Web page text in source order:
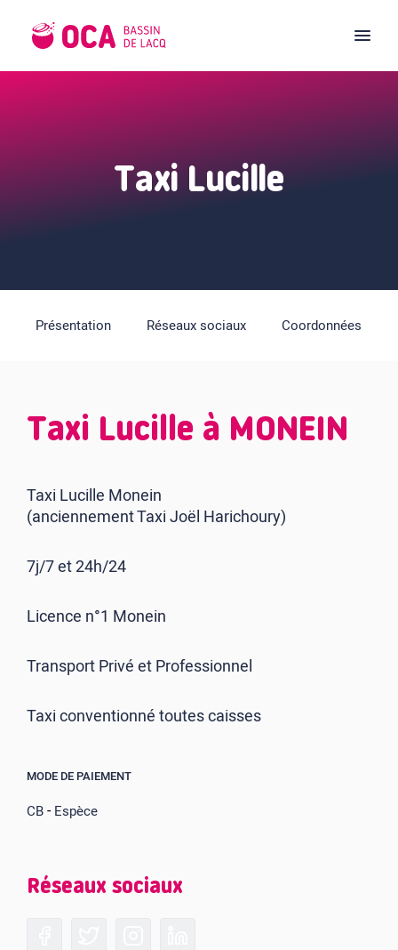
Taxi Lucille
Présentation Réseaux sociaux Coordonnées
Taxi Lucille à MONEIN
Taxi Lucille Monein
(anciennement Taxi Joël Harichoury)
7j/7 et 24h/24
Licence n°1 Monein
Transport Privé et Professionnel
Taxi conventionné toutes caisses
MODE DE PAIEMENT
CB-Espèce
Réseaux sociaux